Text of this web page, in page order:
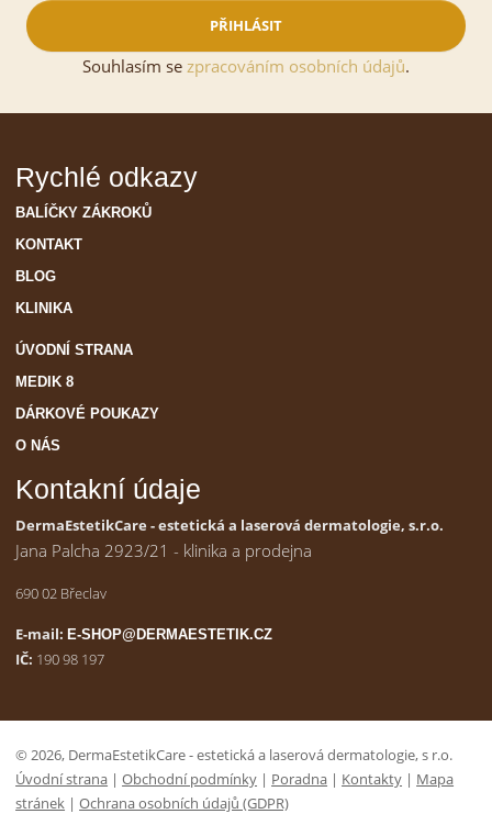
PŘIHLÁSIT
Souhlasím se zpracováním osobních údajů.
Rychlé odkazy
BALÍČKY ZÁKROKŮ
KONTAKT
BLOG
KLINIKA
ÚVODNÍ STRANA
MEDIK 8
DÁRKOVÉ POUKAZY
O NÁS
Kontakní údaje
DermaEstetikCare - estetická a laserová dermatologie, s.r.o.
Jana Palcha 2923/21 - klinika a prodejna
690 02 Břeclav
E-mail: E-SHOP@DERMAESTETIK.CZ
IČ: 190 98 197
© 2026, DermaEstetikCare - estetická a laserová dermatologie, s r.o.
Úvodní strana |Obchodní podmínky | Poradna | Kontakty | Mapa
stránek |Ochrana osobních údajů (GDPR)